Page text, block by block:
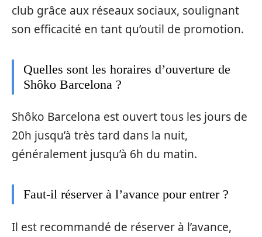
club grâce aux réseaux sociaux, soulignant
son efficacité en tant qu’outil de promotion.
Quelles sont les horaires d’ouverture de
Shôko Barcelona ?
Shôko Barcelona est ouvert tous les jours de
20h jusqu’à très tard dans la nuit,
généralement jusqu’à 6h du matin.
Faut-il réserver à l’avance pour entrer ?
Il est recommandé de réserver à l’avance,